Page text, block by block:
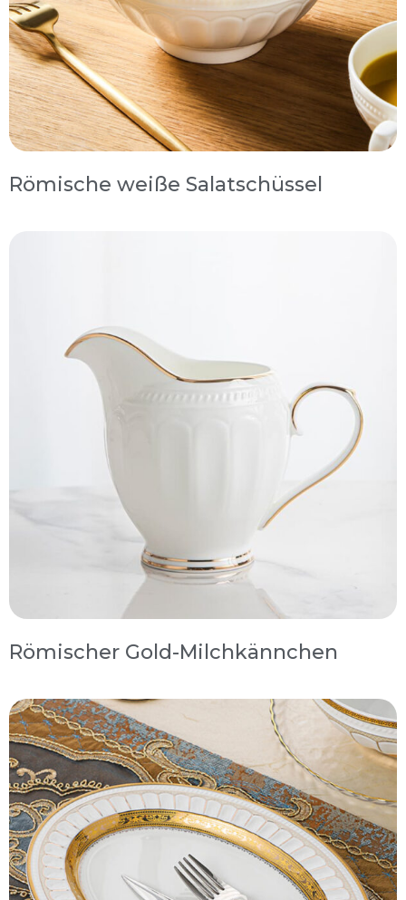
Römische weiße Salatschüssel
Römischer Gold-Milchkännchen